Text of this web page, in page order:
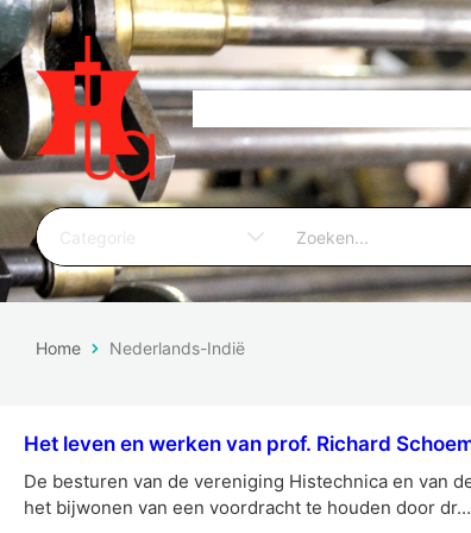
Home Nederlands-Indië
Het leven en werken van prof. Richard
De besturen van de vereniging Histechnica en van
het bijwonen van een voordracht te houden door